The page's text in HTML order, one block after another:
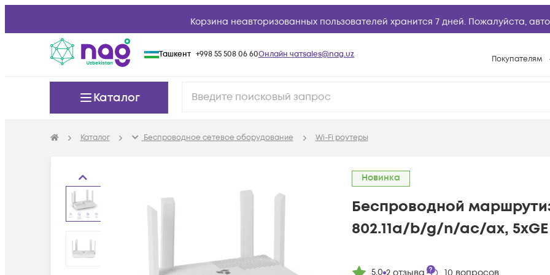
Корзина неавторизованных пользователей хранится 7 дней. Пожалуйста,
Ташкент +998 55 508 06 60Онлайн чатsales@nag.uz Покупателям
Каталог
Каталог Беспроводное сетевое оборудование Wi-Fi роутеры
Новинка
Беспроводной
802.11a/b/g/n/ac/ax, 5xGE
5.0 2 отзыва 10 вопросов